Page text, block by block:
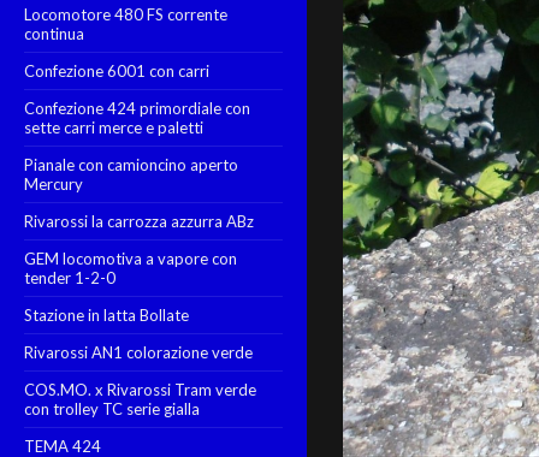
Locomotore 480 FS corrente
continua
Confezione 6001 con carri
Confezione 424 primordiale con
sette carri merce e paletti
Pianale con camioncino aperto
Mercury
Rivarossi la carrozza azzurra ABz
GEM locomotiva a vapore con
tender 1-2-0
Stazione in latta Bollate
Rivarossi AN1 colorazione verde
COS.MO. x Rivarossi Tram verde
con trolley TC serie gialla
TEMA 424